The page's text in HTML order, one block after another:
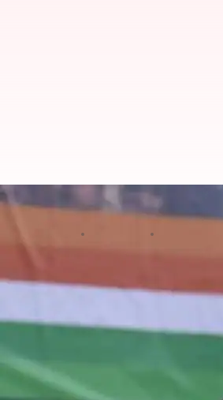
रॉबर्ट वाड्रा के समर्थन
क्या है खबर?
पश्चिम बंगाल की मुख्यमंत्री ममता
ममता ने प्रवर्तन निदेशालय (ED)